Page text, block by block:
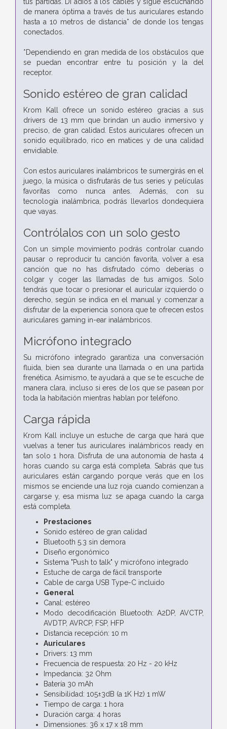
de manera óptima a través de tus auriculares estando
hasta a 10 metros de distancia* de donde los tengas
conectados.
*Dependiendo en gran medida de los obstáculos que
se puedan encontrar entre tu posición y la del
receptor.
Sonido estéreo de gran calidad
Krom Kall ofrece un sonido estéreo gracias a sus
drivers de 13 mm que brindan un audio inmersivo y
preciso, de gran calidad. Estos auriculares ofrecen un
sonido equilibrado, rico en matices y de una calidad
envidiable.
Con estos auriculares inalámbricos te sumergirás en el
juego, la música o disfrutarás de tus series y películas
favoritas como nunca antes. Además, con su
tecnología inalámbrica, podrás llevarlos dondequiera
que vayas.
Contrólalos con un solo gesto
Con un simple movimiento podrás controlar cuando
pausar o reproducir tu canción favorita, volver a esa
canción que no has disfrutado cómo deberías o
colgar y coger las llamadas de tus amigos. Solo
tendrás que tocar o presionar el auricular izquierdo o
derecho, según se indica en el manual y comenzar a
disfrutar de la experiencia sonora que te ofrecen estos
auriculares gaming in-ear inalámbricos.
Micrófono integrado
Su micrófono integrado garantiza una conversación
fluida, bien sea durante una llamada o en una partida
frenética. Asimismo, te ayudará a que se te escuche de
manera clara, incluso si eres de los que se pasean por
toda la habitación mientras hablan por teléfono.
Carga rápida
Krom Kall incluye un estuche de carga que hará que
vuelvas a tener tus auriculares inalámbricos ready en
tan solo 1 hora. Disfruta de una autonomía de hasta 4
horas cuando su carga está completa. Sabrás que tus
auriculares están cargando porque verás que en los
mismos se enciende una luz roja cuando comienzan a
cargarse y, esa misma luz se apaga cuando la carga
está completa.
Prestaciones
Sonido estéreo de gran calidad
Bluetooth 5.3 sin demora
Diseño ergonómico
Sistema "Push to talk" y micrófono integrado
Estuche de carga de fácil transporte
Cable de carga USB Type-C incluido
General
Canal: estéreo
Modo decodificación Bluetooth: A2DP, AVCTP,
AVDTP, AVRCP, FSP, HFP
Distancia recepción: 10 m
Auriculares
Drivers: 13 mm
Frecuencia de respuesta: 20 Hz - 20 kHz
Impedancia: 32 Ohm
Batería 30 mAh
Sensibilidad: 105±3dB (a 1K Hz) 1 mW
Tiempo de carga: 1 hora
Duración carga: 4 horas
Dimensiones: 36 x 17 x 18 mm